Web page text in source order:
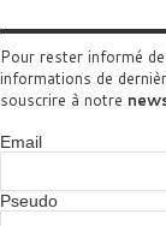
Pour rester informé
informations de
souscrire à notre
Email
Pseudo